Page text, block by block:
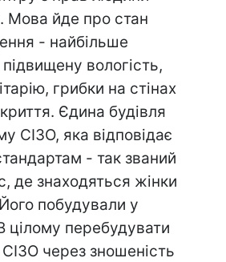
Мова йде про стан
- найбільше
вологість,
грибки на стінах
Єдина будівля
СІЗО, яка відповідає
- так званий
де знаходяться жінки
Його побудували у
цілому перебудувати
через зношеність